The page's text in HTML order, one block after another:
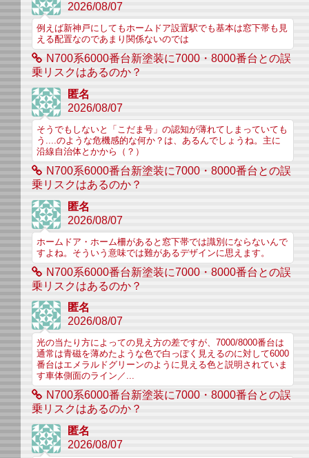
2026/08/07
例えば新神戸にしてもホームドア設置駅でも基本は窓下帯も見
える配置なのであまり関係ないのでは
N700系6000番台新塗装に7000・8000番台との誤
乗リスクはあるのか？
匿名
2026/08/07
そうでもしないと「こだま号」の認知が薄れてしまっていても
う....のような危機感的な何か？は、あるんでしょうね。主に
沿線自治体とかから（？）
N700系6000番台新塗装に7000・8000番台との誤
乗リスクはあるのか？
匿名
2026/08/07
ホームドア・ホーム柵があると窓下帯では識別にならないんで
すよね。そういう意味では難があるデザインに思えます。
N700系6000番台新塗装に7000・8000番台との誤
乗リスクはあるのか？
匿名
2026/08/07
光の当たり方によっての見え方の差ですが、7000/8000番台は
通常は青磁を薄めたような色で白っぽく見えるのに対して6000
番台はエメラルドグリーンのように見える色と説明されていま
す車体側面のライン／...
N700系6000番台新塗装に7000・8000番台との誤
乗リスクはあるのか？
匿名
2026/08/07